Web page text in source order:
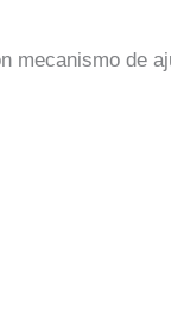
mecanismo de